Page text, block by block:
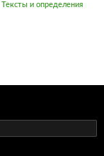
Тексты и определения